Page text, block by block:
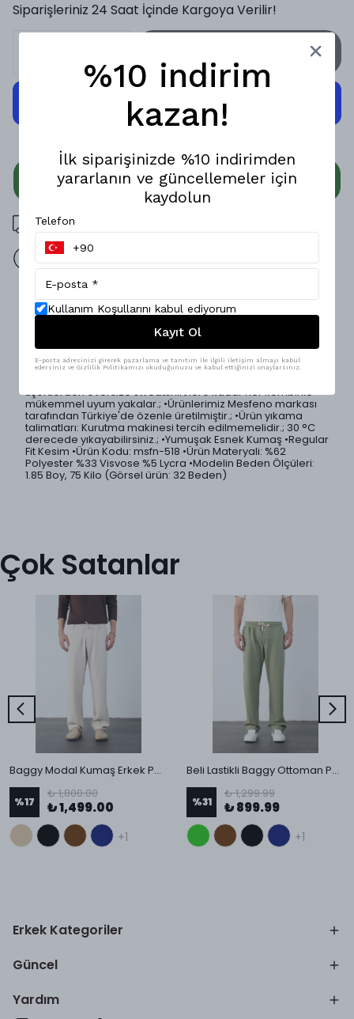
Siparişleriniz 24 Saat İçinde Kargoya Verilir!
WHATSAPP
3000 TL üzeri ücretsiz kargo
14 gün içinde iade değişim
Ürün Açıklaması
Konforu ön planda tutan regular kesim erkek pantolon,
sade ve modern tasarımıyla günlük giyimin vazgeçilmez
parçalarından biri.; Yumuşak dokulu ve esnek kumaşı
sayesinde rahat hareket etmenizi sağlar.; Hem casual hem
tişörtlerden oversize sweatshirt’lere kadar her kombinle
mükemmel uyum yakalar.; •Ürünlerimiz Mesfeno markası
tarafından Türkiye'de özenle üretilmiştir.; •Ürün yıkama
talimatları: Kurutma makinesi tercih edilmemelidir.; 30 °C
derecede yıkayabilirsiniz.; •Yumuşak Esnek Kumaş •Regular
Fit Kesim •Ürün Kodu: msfn-518 •Ürün Materyali: %62
Polyester %33 Visvose %5 Lycra •Modelin Beden Ölçüleri:
1.85 Boy, 75 Kilo (Görsel ürün: 32 Beden)
Çok Satanlar
Baggy Modal Kumaş Erkek Pantolon
%17
₺ 1,800.00
₺ 1,499.00
+1
Beli Lastikli Baggy Ottoman Pantolon
%31
₺ 1,299.99
₺ 899.99
+1
Erkek Kategoriler
Güncel
Yardım
%10 indirim
kazan!
İlk siparişinizde %10 indirimden
yararlanın ve güncellemeler için
kaydolun
Telefon
Kullanım Koşullarını kabul ediyorum
Kayıt Ol
E-posta adresinizi girerek pazarlama ve tanıtım ile ilgili iletişim almayı kabul
edersiniz ve Gizlilik Politikamızı okuduğunuzu ve kabul ettiğinizi onaylarsınız.